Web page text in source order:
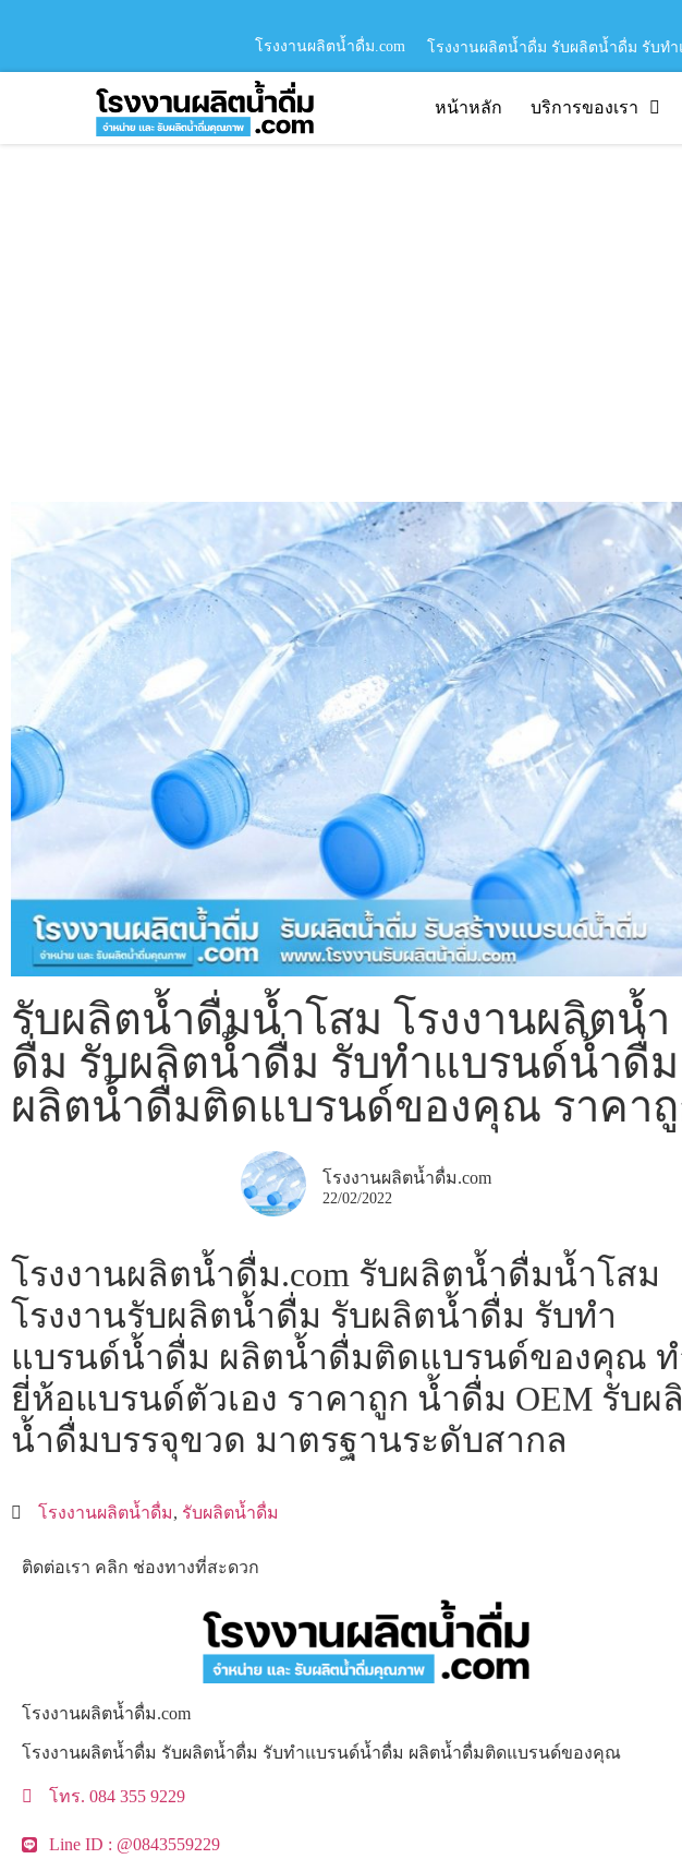
โรงงานผลิตน้ำดื่ม.com โรงงานผลิตน้ำดื่ม รับผลิตน้ำดื่ม รับ
หน้าหลัก บริการของเรา
รับผลิตน้ำดื่มน้ำโสม โรงงานผลิตน้ำ
ดื่ม รับผลิตน้ำดื่ม รับทำแบรนด์น้ำดื่ม
ผลิตน้ำดื่มติดแบรนด์ของคุณ ราคา
โรงงานผลิตน้ำดื่ม.com
22/02/2022
โรงงานผลิตน้ำดื่ม.com รับผลิตน้ำดื่มน้ำโสม
โรงงานรับผลิตน้ำดื่ม รับผลิตน้ำดื่ม รับทำ
แบรนด์น้ำดื่ม ผลิตน้ำดื่มติดแบรนด์ของคุณ ท
ยี่ห้อแบรนด์ตัวเอง ราคาถูก น้ำดื่ม OEM รับผ
น้ำดื่มบรรจุขวด มาตรฐานระดับสากล
โรงงานผลิตน้ำดื่ม, รับผลิตน้ำดื่ม
ติดต่อเรา คลิก ช่องทางที่สะดวก
โรงงานผลิตน้ำดื่ม.com
โรงงานผลิตน้ำดื่ม รับผลิตน้ำดื่ม รับทำแบรนด์น้ำดื่ม ผลิตน้ำดื่มติดแบรนด์ของคุณ
โทร. 084 355 9229
Line ID : @0843559229